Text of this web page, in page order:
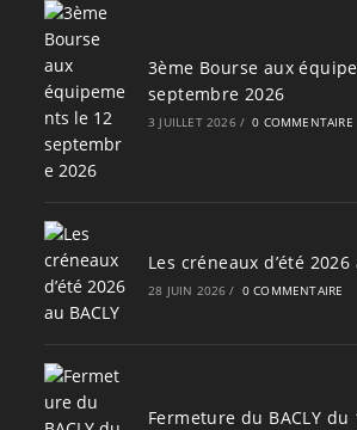
3ème Bourse aux
septembre 2026
3 JUILLET 2026 / 0 COMMENTAIRE
Les créneaux d’été 2026
28 JUIN 2026 / 0 COMMENTAIRE
Fermeture du BACLY